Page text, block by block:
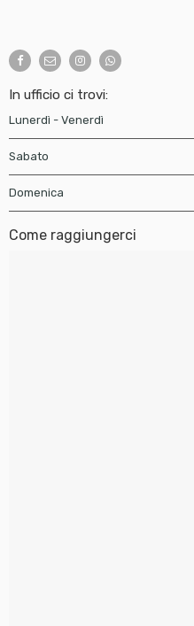
In ufficio ci trovi:
Lunerdì - Venerdì
Sabato
Domenica
Come raggiungerci